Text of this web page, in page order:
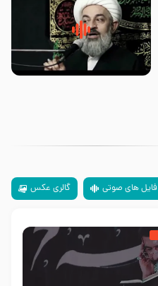
زیارتی که اسباب رزق زیاد و عمر
طولانی است حجت السلام حسین
فایل های صوتی گالری عکس